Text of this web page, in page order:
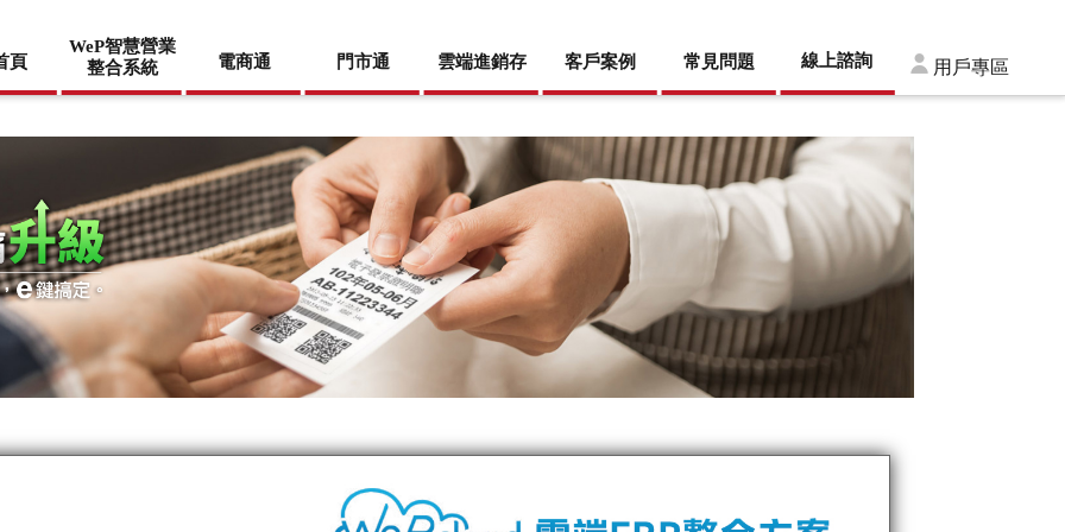
用戶專區
頁
WeP智慧營業
整合系統
電商通 門市通 雲端進銷存 客戶案例 常見問題 線上諮詢